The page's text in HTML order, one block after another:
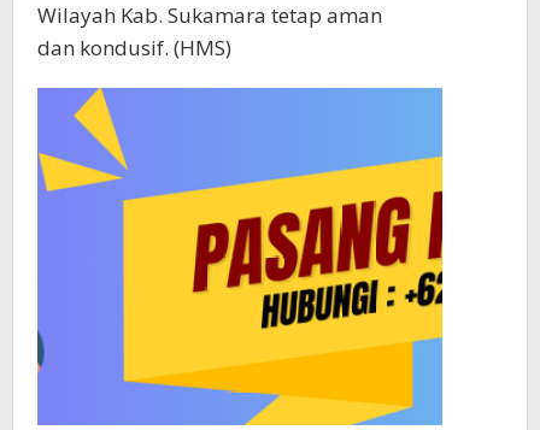
Wilayah Kab. Sukamara tetap aman
dan kondusif. (HMS)